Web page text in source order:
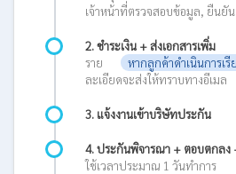
เจ้าหน้าที่ตรวจสอบข้อมูล, ยืนยั
2. ชำระเงิน + ส่งเอกสารเพิ่ม
หากลูกค้าดำเนินการเ
ราย
ละเอียดจะส่งให้ทราบทางอีเมล
3. แจ้งงานเข้าบริษัทประกัน
4. ประกันพิจารณา + ตอบตกลง
ใช้เวลาประมาณ 1 วันทำการ